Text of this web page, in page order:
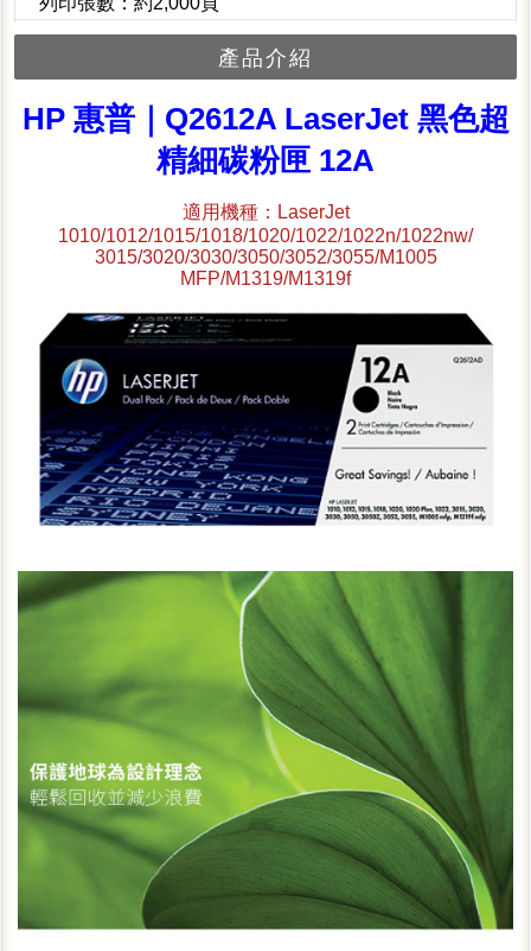
產品介紹
HP 惠普｜Q2612A LaserJet 黑色超
精細碳粉匣 12A
適用機種：LaserJet
1010/1012/1015/1018/1020/1022/1022n/1022nw/
3015/3020/3030/3050/3052/3055/M1005
MFP/M1319/M1319f